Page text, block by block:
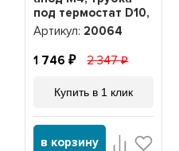
под термостат D10,
20064
Артикул: 20064
1 746 2 347
Купить в 1 клик
в корзину